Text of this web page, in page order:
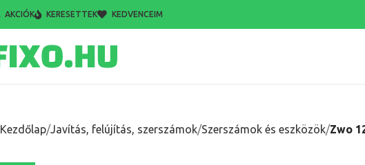
AKCIÓK KERESETTEK KEDVENCEIM
Kezdőlap Javítás, felújítás, szerszámok Szerszámok és eszközök Zwo